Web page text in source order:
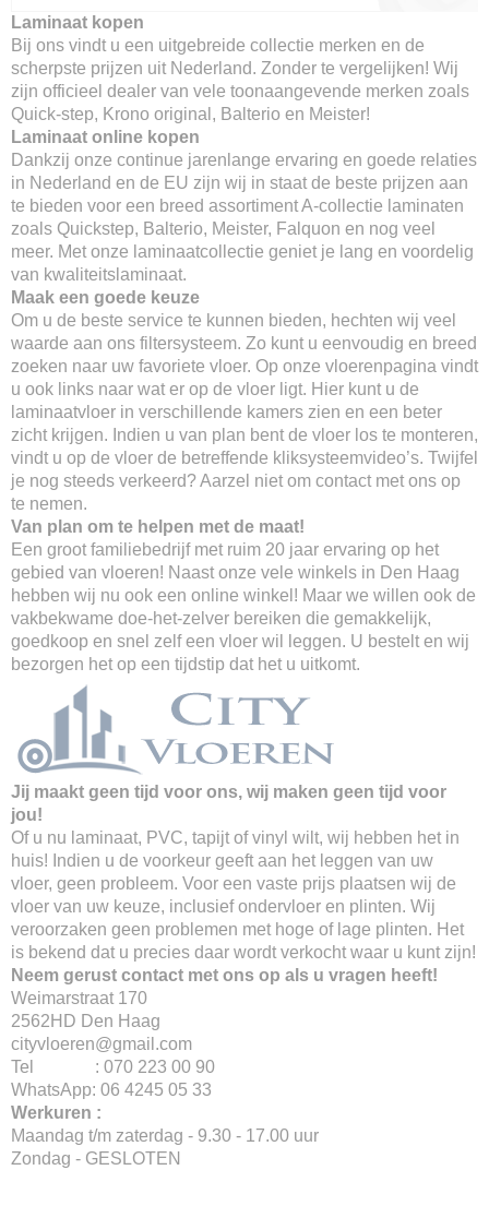
Laminaat kopen
Bij ons vindt u een uitgebreide collectie merken en de
scherpste prijzen uit Nederland. Zonder te vergelijken! Wij
zijn officieel dealer van vele toonaangevende merken zoals
Quick-step, Krono original, Balterio en Meister!
Laminaat online kopen
Dankzij onze continue jarenlange ervaring en goede relaties
in Nederland en de EU zijn wij in staat de beste prijzen aan
te bieden voor een breed assortiment A-collectie laminaten
zoals Quickstep, Balterio, Meister, Falquon en nog veel
meer. Met onze laminaatcollectie geniet je lang en voordelig
van kwaliteitslaminaat.
Maak een goede keuze
Om u de beste service te kunnen bieden, hechten wij veel
waarde aan ons filtersysteem. Zo kunt u eenvoudig en breed
zoeken naar uw favoriete vloer. Op onze vloerenpagina vindt
u ook links naar wat er op de vloer ligt. Hier kunt u de
laminaatvloer in verschillende kamers zien en een beter
zicht krijgen. Indien u van plan bent de vloer los te monteren,
vindt u op de vloer de betreffende kliksysteemvideo’s. Twijfel
je nog steeds verkeerd? Aarzel niet om contact met ons op
te nemen.
Van plan om te helpen met de maat!
Een groot familiebedrijf met ruim 20 jaar ervaring op het
gebied van vloeren! Naast onze vele winkels in Den Haag
hebben wij nu ook een online winkel! Maar we willen ook de
vakbekwame doe-het-zelver bereiken die gemakkelijk,
goedkoop en snel zelf een vloer wil leggen. U bestelt en wij
bezorgen het op een tijdstip dat het u uitkomt.
Jij maakt geen tijd voor ons, wij maken geen tijd voor
jou!
Of u nu laminaat, PVC, tapijt of vinyl wilt, wij hebben het in
huis! Indien u de voorkeur geeft aan het leggen van uw
vloer, geen probleem. Voor een vaste prijs plaatsen wij de
vloer van uw keuze, inclusief ondervloer en plinten. Wij
veroorzaken geen problemen met hoge of lage plinten. Het
is bekend dat u precies daar wordt verkocht waar u kunt zijn!
Neem gerust contact met ons op als u vragen heeft!
Weimarstraat 170
2562HD Den Haag
cityvloeren@gmail.com
Tel : 070 223 00 90
WhatsApp: 06 4245 05 33
Werkuren :
Maandag t/m zaterdag - 9.30 - 17.00 uur
Zondag - GESLOTEN